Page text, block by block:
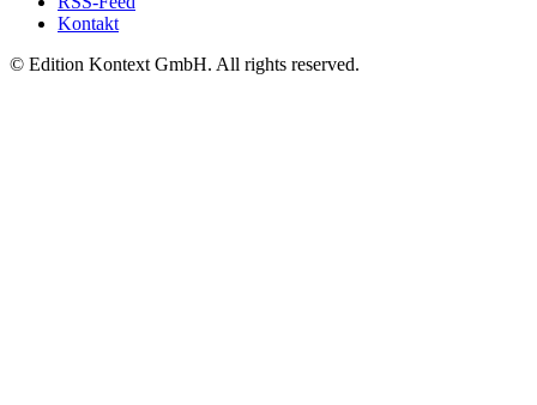
Kontakt
© Edition Kontext GmbH. All rights reserved.